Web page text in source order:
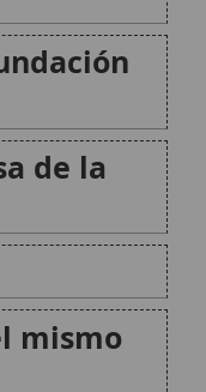
aplicación
de la